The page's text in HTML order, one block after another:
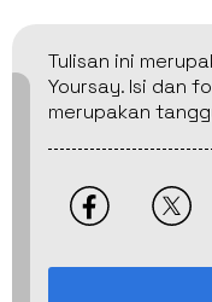
Tulisan ini
Yoursay. Isi dan
merupakan